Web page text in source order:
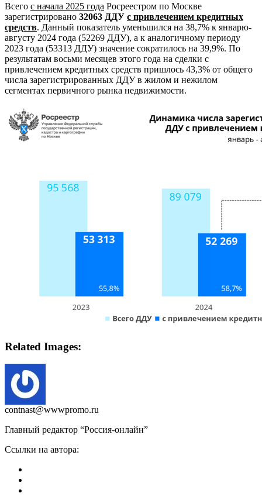
Всего с начала 2025 года Росреестром по Москве
зарегистрировано 32063 ДДУ с привлечением кредитных
средств. Данный показатель уменьшился на 38,7% к январю-
августу 2024 года (52269 ДДУ), а к аналогичному периоду
2023 года (53313 ДДУ) значение сократилось на 39,9%. По
результатам восьми месяцев этого года на сделки с
привлечением кредитных средств пришлось 43,3% от общего
числа зарегистрированных ДДУ в жилом и нежилом
сегментах первичного рынка недвижимости.
Related Images:
contnast@wwwpromo.ru
Главный редактор “Россия-онлайн”
Ссылки на автора: